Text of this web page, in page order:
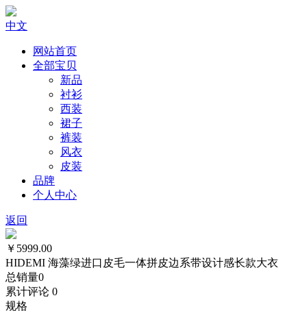
中文
网站首页
全部宝贝
新品
衬衫
西装
裙子
裤装
风衣
皮装
品牌
个人中心
返回
￥5999.00
HIDEMI 海藻绿进口皮毛一体拼皮边系带设计感长款大衣
总销量0
累计评论 0
规格